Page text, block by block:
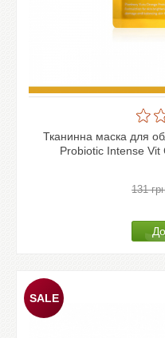
Тканинна маска для
Probiotic Intense Vit
131